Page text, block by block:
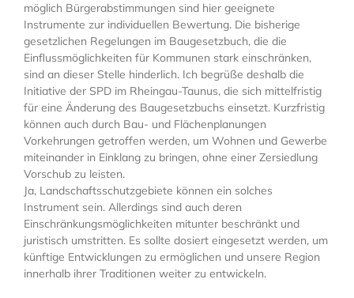
möglich Bürgerabstimmungen sind hier geeignete
Instrumente zur individuellen Bewertung. Die bisherige
gesetzlichen Regelungen im Baugesetzbuch, die die
Einflussmöglichkeiten für Kommunen stark einschränken,
sind an dieser Stelle hinderlich. Ich begrüße deshalb die
Initiative der SPD im Rheingau-Taunus, die sich mittelfristig
für eine Änderung des Baugesetzbuchs einsetzt. Kurzfristig
können auch durch Bau- und Flächenplanungen
Vorkehrungen getroffen werden, um Wohnen und Gewerbe
miteinander in Einklang zu bringen, ohne einer Zersiedlung
Vorschub zu leisten.
Ja, Landschaftsschutzgebiete können ein solches
Instrument sein. Allerdings sind auch deren
Einschränkungsmöglichkeiten mitunter beschränkt und
juristisch umstritten. Es sollte dosiert eingesetzt werden, um
künftige Entwicklungen zu ermöglichen und unsere Region
innerhalb ihrer Traditionen weiter zu entwickeln.